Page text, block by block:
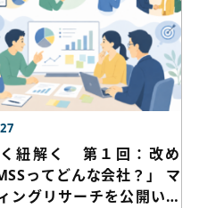
紐解く 第１回：改め
ってどんな会社？」 マ
ングリサーチを公開いた